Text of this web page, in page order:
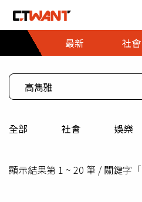
最新
社會
全部 社會 娛樂
顯示結果第 1 ~ 20 筆 / 關鍵字「